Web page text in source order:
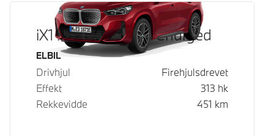
iX1 xDrive30 Fully Charged
Drivstoff
ELBIL
Drivhjul
Firehjulsdrevet
Effekt
313 hk
Rekkevidde
451 km